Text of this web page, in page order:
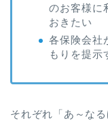
のお客様に
おきたい
各保険会社
もりを提示
それぞれ「あ～な